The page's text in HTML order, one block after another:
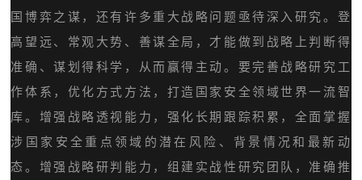
国博弈之谋，还有许多重大战略问题亟待深入研究。登
高望远、常观大势、善谋全局，才能做到战略上判断得
准确、谋划得科学，从而赢得主动。要完善战略研究工
作体系，优化方式方法，打造国家安全领域世界一流智
库。增强战略透视能力，强化长期跟踪积累，全面掌握
涉国家安全重点领域的潜在风险、背景情况和最新动
态。增强战略研判能力，组建实战性研究团队，准确推